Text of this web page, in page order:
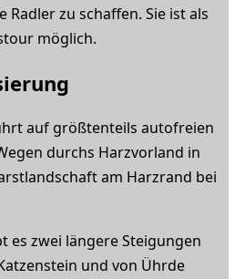
zu schaffen. Sie ist als
möglich.
auf größtenteils autofreien
durchs Harzvorland in
am Harzrand bei
es zwei längere Steigungen
und von Ührde